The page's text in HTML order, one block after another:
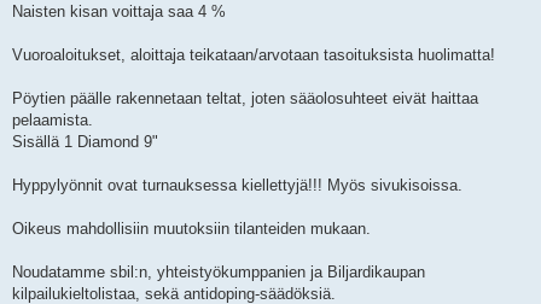
Naisten kisan voittaja saa 4 %
Vuoroaloitukset, aloittaja teikataan/arvotaan tasoituksista huolimatta!
Pöytien päälle rakennetaan teltat, joten sääolosuhteet eivät haittaa
pelaamista.
Sisällä 1 Diamond 9"
Hyppylyönnit ovat turnauksessa kiellettyjä!!! Myös sivukisoissa.
Oikeus mahdollisiin muutoksiin tilanteiden mukaan.
Noudatamme sbil:n, yhteistyökumppanien ja Biljardikaupan
kilpailukieltolistaa, sekä antidoping-säädöksiä.